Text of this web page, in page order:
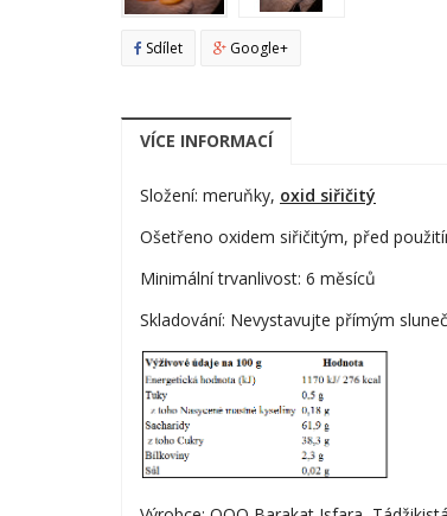
Sdílet Google+
VÍCE INFORMACÍ
Složení: meruňky, oxid siřičitý
Ošetřeno oxidem siřičitým, před
Minimální trvanlivost: 6 měsíců
Skladování: Nevystavujte přímým